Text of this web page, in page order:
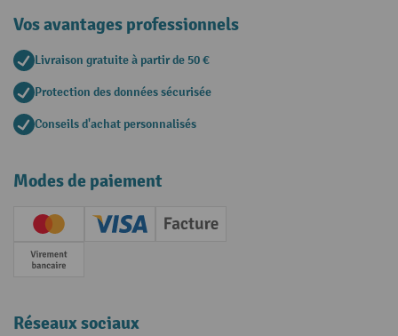
Vos avantages professionnels
Livraison gratuite à partir de 50 €
Protection des données sécurisée
Conseils d'achat personnalisés
Modes de paiement
Creditcard (Master)Creditcard (Visa)
Facture
Paiement anticipé
Réseaux sociaux